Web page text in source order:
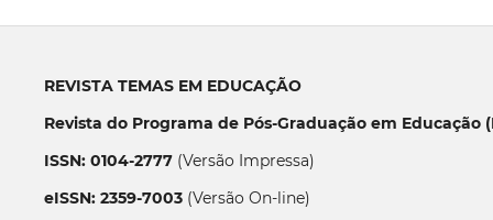
REVISTA TEMAS EM EDUCAÇÃO
Revista do Programa de Pós-Graduação em Educação
ISSN: 0104-2777(Versão Impressa)
eISSN: 2359-7003(Versão On-line)